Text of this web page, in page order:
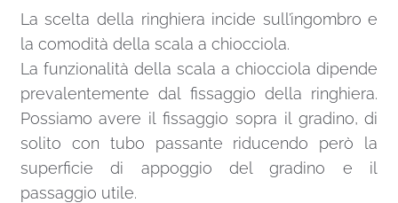
La scelta della ringhiera incide sull’ingombro e
la comodità della scala a chiocciola.
La funzionalità della scala a chiocciola dipende
prevalentemente dal fissaggio della ringhiera.
Possiamo avere il fissaggio sopra il gradino, di
solito con tubo passante riducendo però la
superficie di appoggio del gradino e il
passaggio utile.